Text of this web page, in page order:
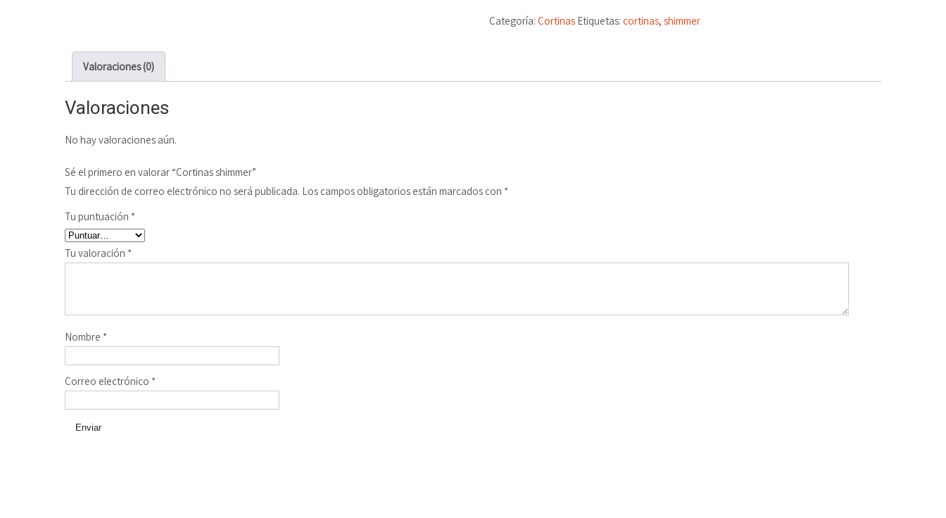
Categoría:Cortinas Etiquetas:cortinas,shimmer
Valoraciones (0)
Valoraciones
No hay valoraciones aún.
Sé el primero en valorar “Cortinas shimmer”
Tu dirección de correo electrónico no será publicada. Los campos obligatorios están marcados con *
Tu puntuación *
Tu valoración *
Nombre *
Correo electrónico *